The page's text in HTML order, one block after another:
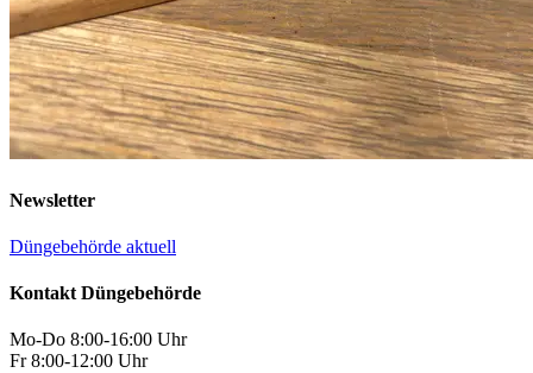
Newsletter
Düngebehörde aktuell
Kontakt Düngebehörde
Mo-Do 8:00-16:00 Uhr
Fr 8:00-12:00 Uhr